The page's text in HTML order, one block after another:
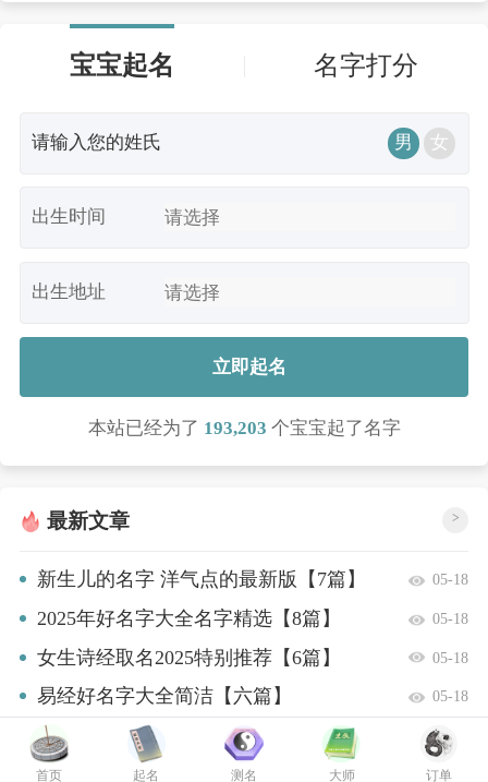
宝宝起名 名字打分
男 女
出生时间
出生地址
立即起名
本站已经为了 193,203 个宝宝起了名字
最新文章 >
新生儿的名字 洋气点的最新版【7篇】 05-18
2025年好名字大全名字精选【8篇】 05-18
女生诗经取名2025特别推荐【6篇】 05-18
易经好名字大全简洁【六篇】 05-18
2025年宝宝名字寓意上进的名字有哪些
最新【8篇】
05-18
女宝宝简洁单一的名字精选【十篇】 05-18
首页 起名 测名 大师 订单